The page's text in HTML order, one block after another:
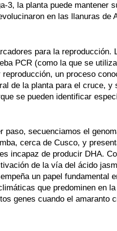
la planta puede mantener
en las llanuras de
para la reproducción.
PCR (como la que se
un proceso
de la planta para el cruce, y
se pueden identificar
secuenciamos el
cerca de Cusco, y
incapaz de producir DHA.
de la vía del ácido
un papel fundamental
que predominen en
genes cuando el amaranto